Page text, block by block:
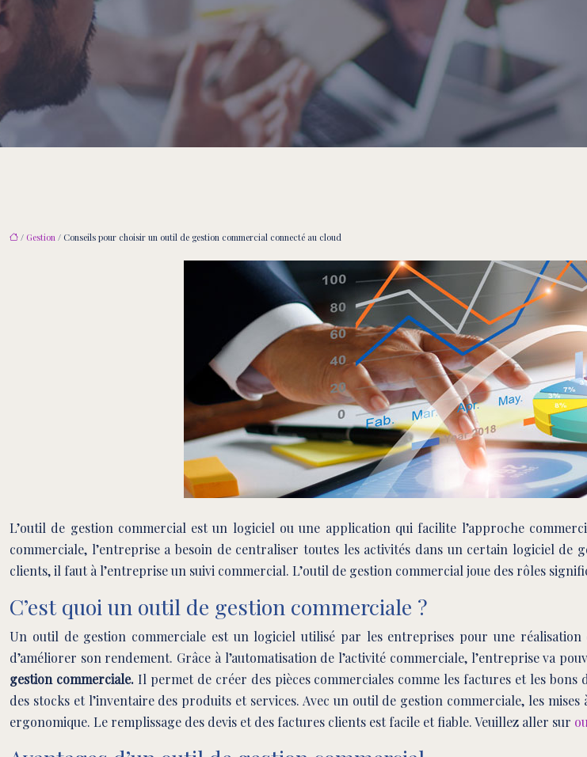
/ Gestion / Conseils pour choisir un outil de gestion commercial connecté au cloud
L’outil de gestion commercial est un logiciel ou une application qui facilite l’approche
commerciale, l’entreprise a besoin de centraliser toutes les activités dans un certain logiciel
clients, il faut à l’entreprise un suivi commercial. L’outil de gestion commercial joue des rôles
C’est quoi un outil de gestion commerciale ?
Un outil de gestion commerciale est un logiciel utilisé par les entreprises pour une
d’améliorer son rendement. Grâce à l’automatisation de l’activité commerciale, l’entreprise va
gestion commerciale. Il permet de créer des pièces commerciales comme les factures et les
des stocks et l’inventaire des produits et services. Avec un outil de gestion commerciale, les
ergonomique. Le remplissage des devis et des factures clients est facile et fiable. Veuillez aller sur